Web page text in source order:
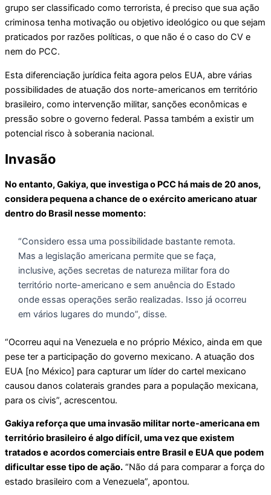
grupo ser classificado como terrorista, é preciso que sua ação
criminosa tenha motivação ou objetivo ideológico ou que sejam
praticados por razões políticas, o que não é o caso do CV e
nem do PCC.
Esta diferenciação jurídica feita agora pelos EUA, abre várias
possibilidades de atuação dos norte-americanos em território
brasileiro, como intervenção militar, sanções econômicas e
pressão sobre o governo federal. Passa também a existir um
potencial risco à soberania nacional.
Invasão
No entanto, Gakiya, que investiga o PCC há mais de 20 anos,
considera pequena a chance de o exército americano atuar
dentro do Brasil nesse momento:
“Considero essa uma possibilidade bastante remota.
Mas a legislação americana permite que se faça,
inclusive, ações secretas de natureza militar fora do
território norte-americano e sem anuência do Estado
onde essas operações serão realizadas. Isso já ocorreu
em vários lugares do mundo”, disse.
“Ocorreu aqui na Venezuela e no próprio México, ainda em que
pese ter a participação do governo mexicano. A atuação dos
EUA [no México] para capturar um líder do cartel mexicano
causou danos colaterais grandes para a população mexicana,
para os civis”, acrescentou.
Gakiya reforça que uma invasão militar norte-americana em
território brasileiro é algo difícil, uma vez que existem
tratados e acordos comerciais entre Brasil e EUA que podem
dificultar esse tipo de ação. “Não dá para comparar a força do
estado brasileiro com a Venezuela”, apontou.